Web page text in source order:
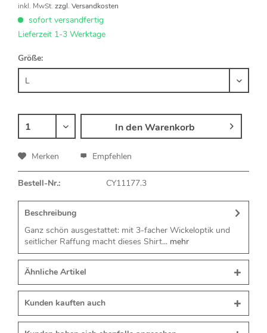
inkl. MwSt. zzgl. Versandkosten
sofort versandfertig
Lieferzeit 1-3 Werktage
Größe:
In denWarenkorb
Merken Empfehlen
Bestell-Nr.: CY11177.3
Beschreibung
Ganz schön ausgestattet: mit 3-facher Wickeloptik und
seitlicher Raffung macht dieses Shirt... mehr
Ähnliche Artikel
Kunden kauften auch